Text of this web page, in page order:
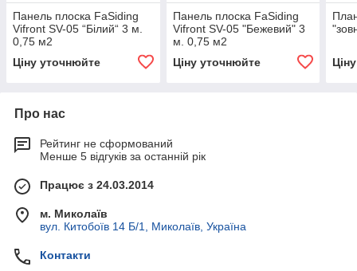
Панель плоска FaSiding
Vifront SV-05 “Білий“ 3 м.
0,75 м2
Ціну уточнюйте
Панель плоска FaSiding
Vifront SV-05 "Бежевий" 3
м. 0,75 м2
Ціну уточнюйте
Про нас
Рейтинг не сформований
Менше 5 відгуків за останній рік
Працює з 24.03.2014
м. Миколаїв
вул. Китобоїв 14 Б/1, Миколаїв, Україна
Контакти